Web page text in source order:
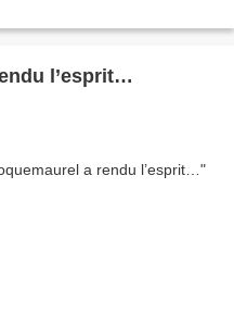
l’esprit…